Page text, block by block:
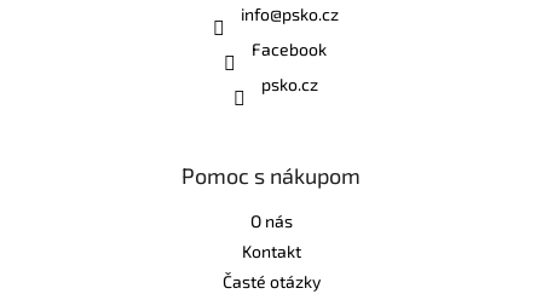
info@psko.cz
Facebook
psko.cz
Pomoc s nákupom
O nás
Kontakt
Časté otázky